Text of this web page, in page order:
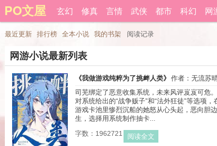
PO文屋 玄幻 修真 言情 武侠 都市 科幻 网
登录后可以拥有藏书和下载书籍功能。
最近更新
排行榜 全本小说 我的书架 阅读记录
网游小说最新列表
《我做游戏纯粹为了挑衅人类》 作者：无流苏
司芜绑定了恶意收集系统，未来风评岌岌可危
对系统给出的“战争贩子”和“法外狂徒”等选项，
游戏卡池里惨烈沉船的她怒从心头起，恶向胆边
生，选择用系统制作抽卡...
字数：1962721
阅读全文